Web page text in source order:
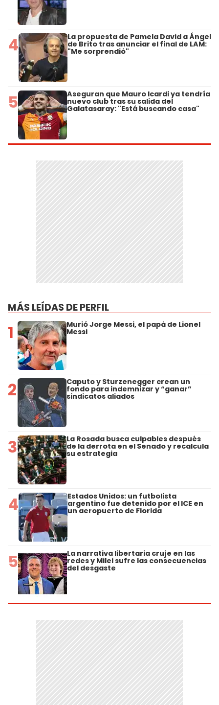
4 La propuesta de Pamela David a Ángel
de Brito tras anunciar el final de LAM:
"Me sorprendió"
5 Aseguran que Mauro Icardi ya tendría
nuevo club tras su salida del
Galatasaray: "Está buscando casa"
MÁS LEÍDAS DE PERFIL
1 Murió Jorge Messi, el papá de Lionel
Messi
2 Caputo y Sturzenegger crean un
fondo para indemnizar y “ganar”
sindicatos aliados
3 La Rosada busca culpables después
de la derrota en el Senado y recalcula
su estrategia
4 Estados Unidos: un futbolista
argentino fue detenido por el ICE en
un aeropuerto de Florida
5 La narrativa libertaria cruje en las
redes y Milei sufre las consecuencias
del desgaste